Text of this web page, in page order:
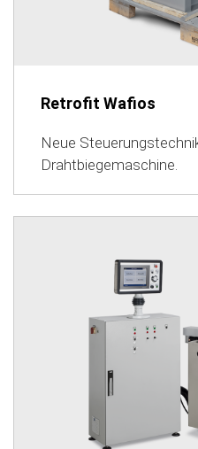
Retrofit Wafios
Neue
Drahtbiegemaschine.